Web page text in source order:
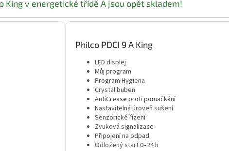
King v energetické třídě A jsou opět skladem!
Philco PDCI 9 A King
LED displej
Můj program
Program Hygiena
Crystal buben
AntiCrease proti pomačkání
Nastavitelná úroveň sušení
Senzorické řízení
Zvuková signalizace
Připojení na odpad
Odložený start 0–24 h